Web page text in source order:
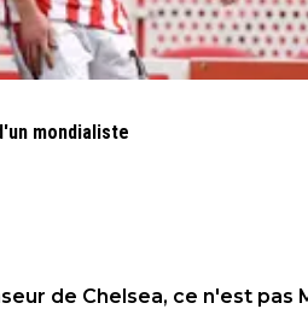
mondialiste
de Chelsea, ce n'est pas